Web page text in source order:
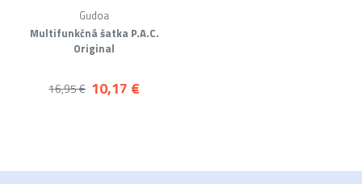
Multifunkčná šatka P.A.C.
Original
Gudoa
10,17 €
16,95 €